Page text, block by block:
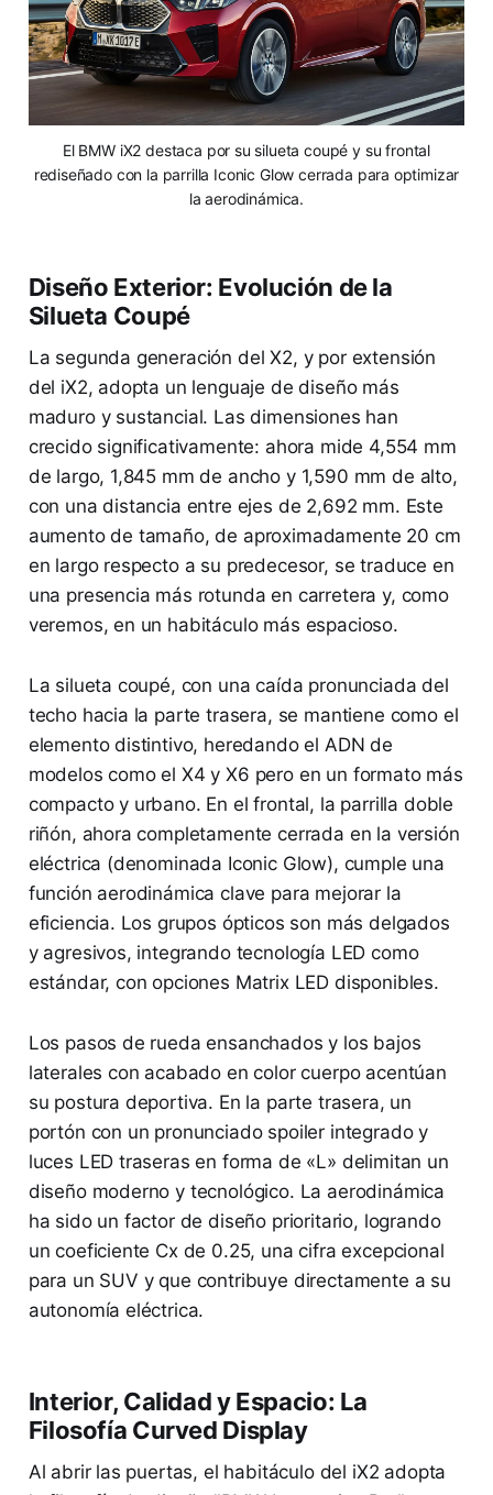
El BMW iX2 destaca por su silueta coupé y su frontal
rediseñado con la parrilla Iconic Glow cerrada para optimizar
la aerodinámica.
Diseño Exterior: Evolución de la
Silueta Coupé
La segunda generación del X2, y por extensión
del iX2, adopta un lenguaje de diseño más
maduro y sustancial. Las dimensiones han
crecido significativamente: ahora mide 4,554 mm
de largo, 1,845 mm de ancho y 1,590 mm de alto,
con una distancia entre ejes de 2,692 mm. Este
aumento de tamaño, de aproximadamente 20 cm
en largo respecto a su predecesor, se traduce en
una presencia más rotunda en carretera y, como
veremos, en un habitáculo más espacioso.
La silueta coupé, con una caída pronunciada del
techo hacia la parte trasera, se mantiene como el
elemento distintivo, heredando el ADN de
modelos como el X4 y X6 pero en un formato más
compacto y urbano. En el frontal, la parrilla doble
riñón, ahora completamente cerrada en la versión
eléctrica (denominada Iconic Glow), cumple una
función aerodinámica clave para mejorar la
eficiencia. Los grupos ópticos son más delgados
y agresivos, integrando tecnología LED como
estándar, con opciones Matrix LED disponibles.
Los pasos de rueda ensanchados y los bajos
laterales con acabado en color cuerpo acentúan
su postura deportiva. En la parte trasera, un
portón con un pronunciado spoiler integrado y
luces LED traseras en forma de «L» delimitan un
diseño moderno y tecnológico. La aerodinámica
ha sido un factor de diseño prioritario, logrando
un coeficiente Cx de 0.25, una cifra excepcional
para un SUV y que contribuye directamente a su
autonomía eléctrica.
Interior, Calidad y Espacio: La
Filosofía Curved Display
Al abrir las puertas, el habitáculo del iX2 adopta